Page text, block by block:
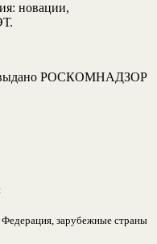
новации,
выдано РОСКОМНАДЗОР
Федерация, зарубежные страны